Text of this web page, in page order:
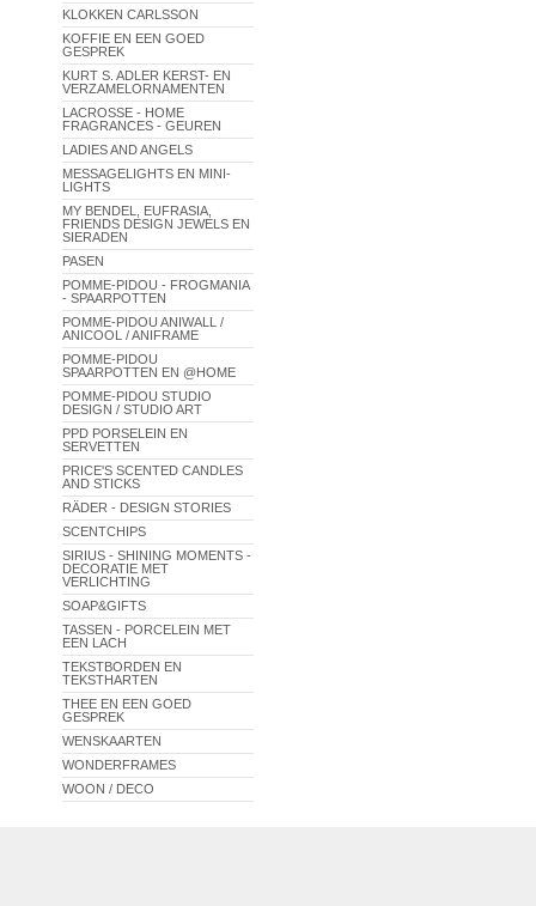
KLOKKEN CARLSSON
KOFFIE EN EEN GOED
GESPREK
KURT S. ADLER KERST- EN
VERZAMELORNAMENTEN
LACROSSE - HOME
FRAGRANCES - GEUREN
LADIES AND ANGELS
MESSAGELIGHTS EN MINI-
LIGHTS
MY BENDEL, EUFRASIA,
FRIENDS DESIGN JEWELS EN
SIERADEN
PASEN
POMME-PIDOU - FROGMANIA
- SPAARPOTTEN
POMME-PIDOU ANIWALL /
ANICOOL / ANIFRAME
POMME-PIDOU
SPAARPOTTEN EN @HOME
POMME-PIDOU STUDIO
DESIGN / STUDIO ART
PPD PORSELEIN EN
SERVETTEN
PRICE'S SCENTED CANDLES
AND STICKS
RÄDER - DESIGN STORIES
SCENTCHIPS
SIRIUS - SHINING MOMENTS -
DECORATIE MET
VERLICHTING
SOAP&GIFTS
TASSEN - PORCELEIN MET
EEN LACH
TEKSTBORDEN EN
TEKSTHARTEN
THEE EN EEN GOED
GESPREK
WENSKAARTEN
WONDERFRAMES
WOON / DECO